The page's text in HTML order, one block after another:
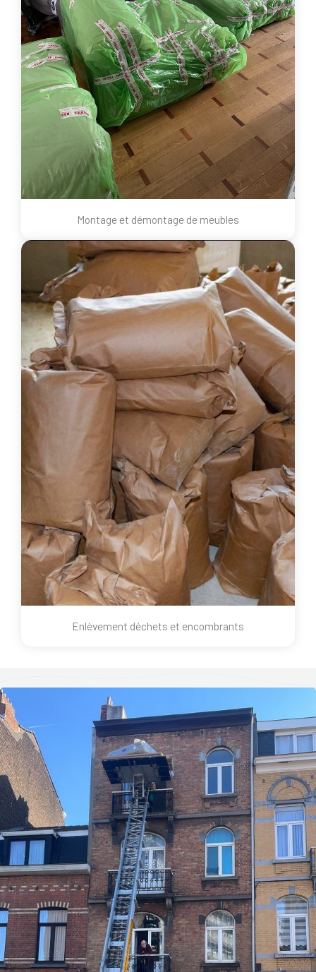
Montage et démontage de meubles
Enlèvement déchets et encombrants